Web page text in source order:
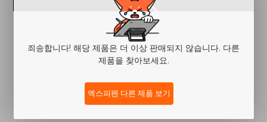
죄송합니다! 해당 제품은 더 이상 판매되지 않습니다. 다른
제품을 찾아보세요.
엑스피펜 다른 제품 보기